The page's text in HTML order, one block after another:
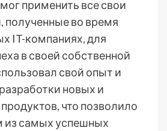
применить все свои
полученные во время
IT-компаниях, для
в своей собственной
свой опыт и
новых и
что позволило
из самых успешных